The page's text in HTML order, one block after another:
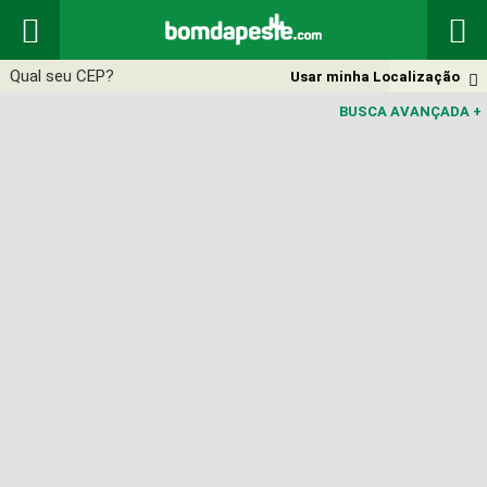
 

Usar minha Localização
BUSCA AVANÇADA +